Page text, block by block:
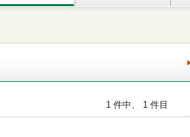
1 件中、 1 件目